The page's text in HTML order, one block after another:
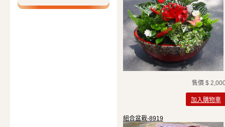
售價 $
加入購物車
組合盆栽-8919